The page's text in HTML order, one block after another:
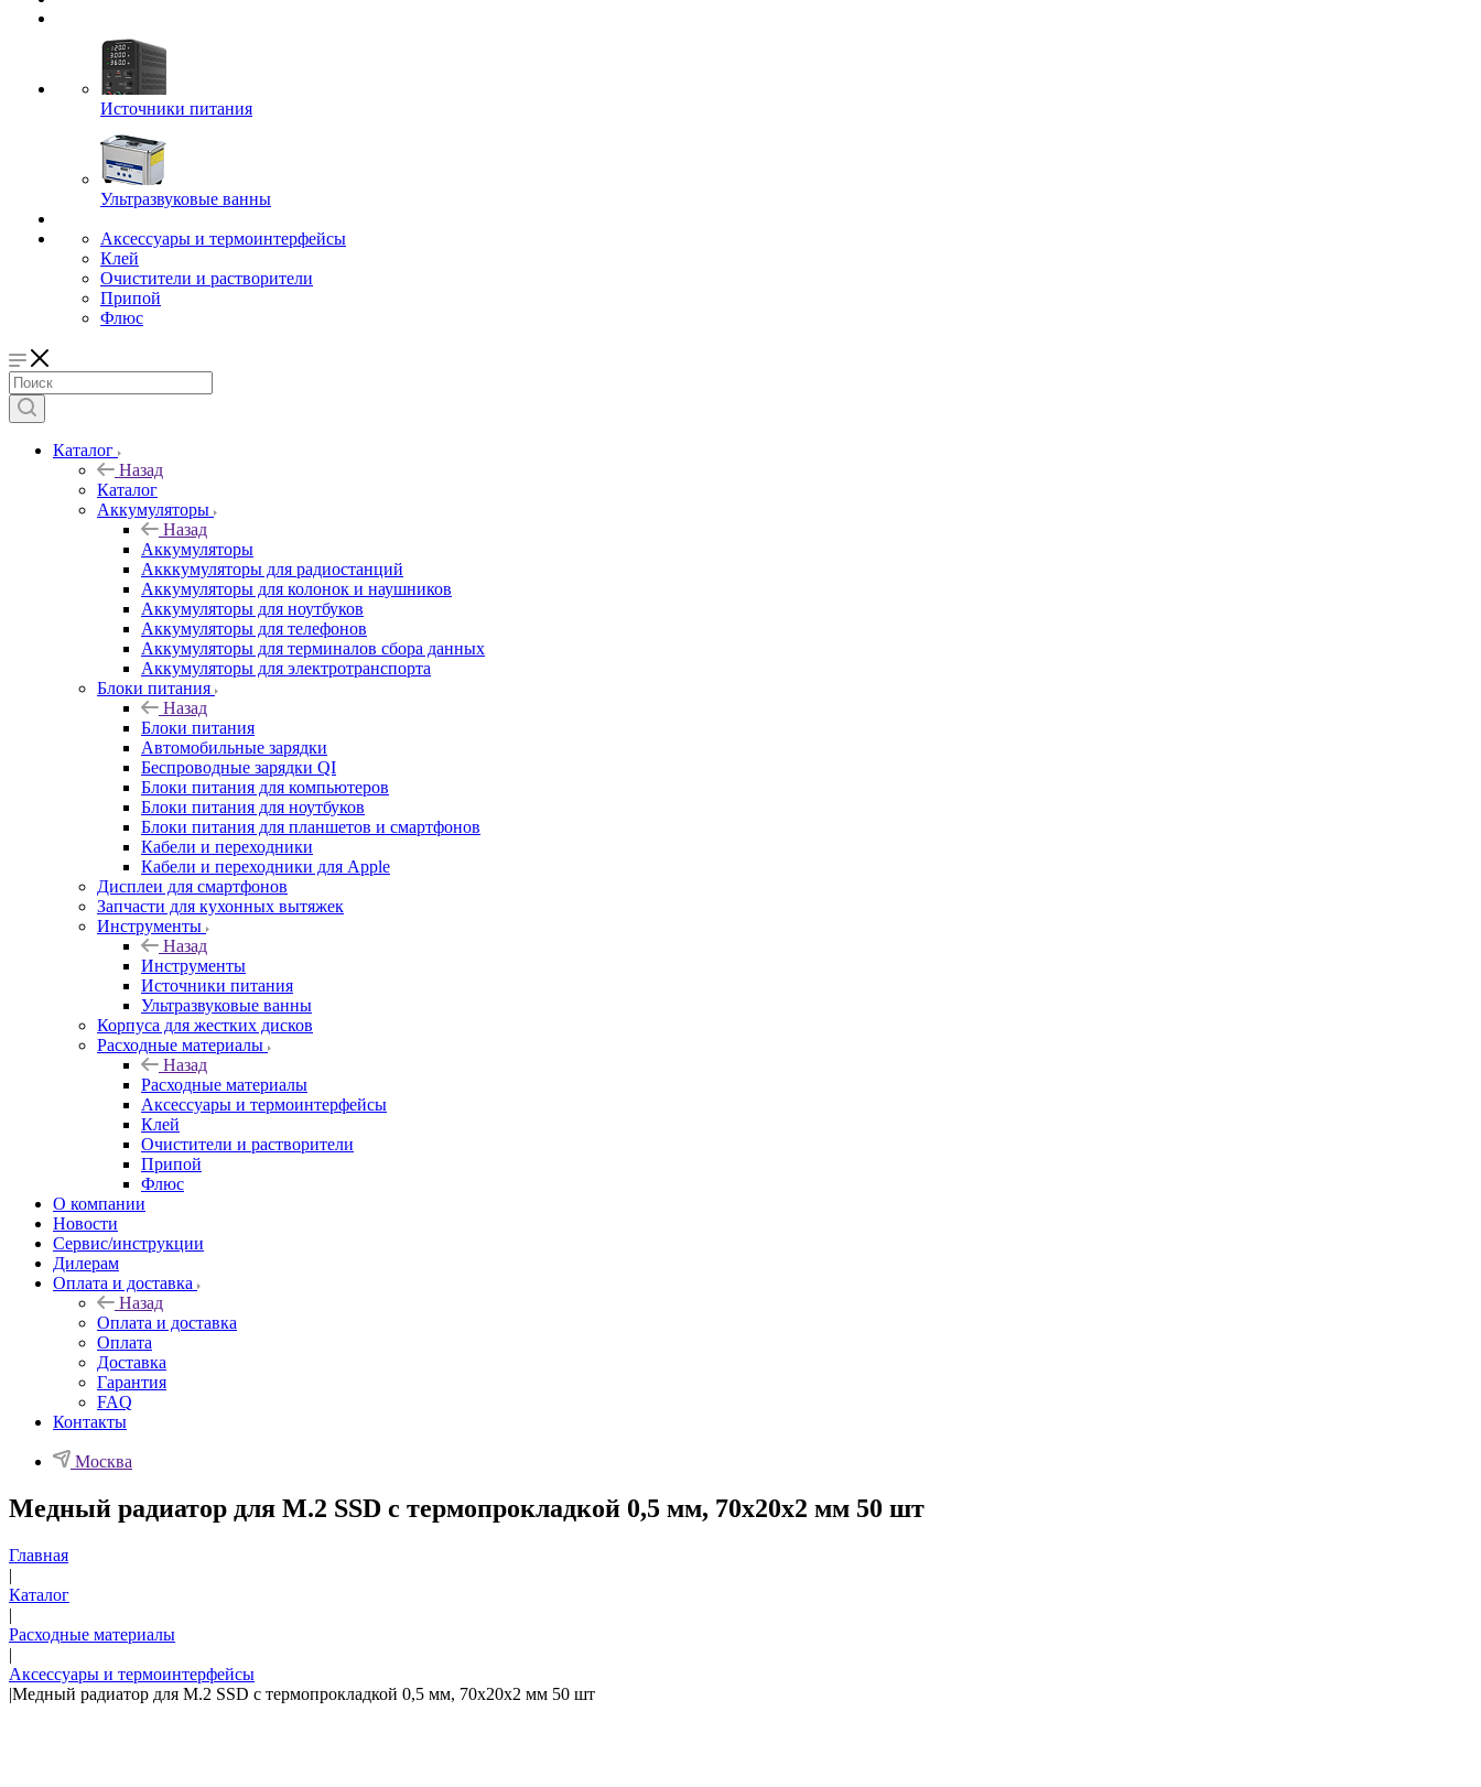
Источники питания
Ультразвуковые ванны
Аксессуары и термоинтерфейсы
Клей
Очистители и растворители
Припой
Флюс
Каталог
Назад
Каталог
Аккумуляторы
Назад
Аккумуляторы
Акккумуляторы для радиостанций
Аккумуляторы для колонок и наушников
Аккумуляторы для ноутбуков
Аккумуляторы для телефонов
Аккумуляторы для терминалов сбора данных
Аккумуляторы для электротранспорта
Блоки питания
Назад
Блоки питания
Автомобильные зарядки
Беспроводные зарядки QI
Блоки питания для компьютеров
Блоки питания для ноутбуков
Блоки питания для планшетов и смартфонов
Кабели и переходники
Кабели и переходники для Apple
Дисплеи для смартфонов
Запчасти для кухонных вытяжек
Инструменты
Назад
Инструменты
Источники питания
Ультразвуковые ванны
Корпуса для жестких дисков
Расходные материалы
Назад
Расходные материалы
Аксессуары и термоинтерфейсы
Клей
Очистители и растворители
Припой
Флюс
О компании
Новости
Сервис/инструкции
Дилерам
Оплата и доставка
Назад
Оплата и доставка
Оплата
Доставка
Гарантия
FAQ
Контакты
Москва
Медный радиатор для М.2 SSD с термопрокладкой 0,5 мм, 70х20х2 мм 50 шт
Главная
|
Каталог
|
Расходные материалы
|
Аксессуары и термоинтерфейсы
|Медный радиатор для М.2 SSD с термопрокладкой 0,5 мм, 70х20х2 мм 50 шт